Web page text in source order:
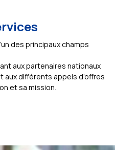
des principaux champs
aux partenaires nationaux
aux différents appels d’offres
et sa mission.